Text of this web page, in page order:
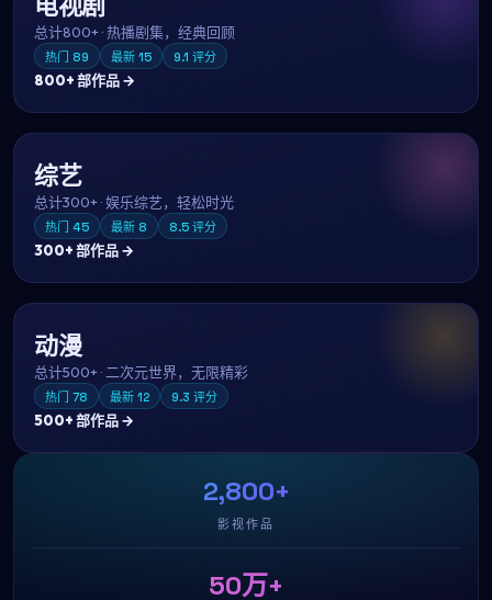
总计800+·热播剧集，经典回顾
热门 89 最新 15 9.1 评分
800+部作品 →
综艺
总计300+·娱乐综艺，轻松时光
热门 45 最新 8 8.5 评分
300+部作品 →
动漫
总计500+· 二次元世界，无限精彩
热门 78 最新 12 9.3 评分
500+部作品 →
2,800+
影视作品
50万+